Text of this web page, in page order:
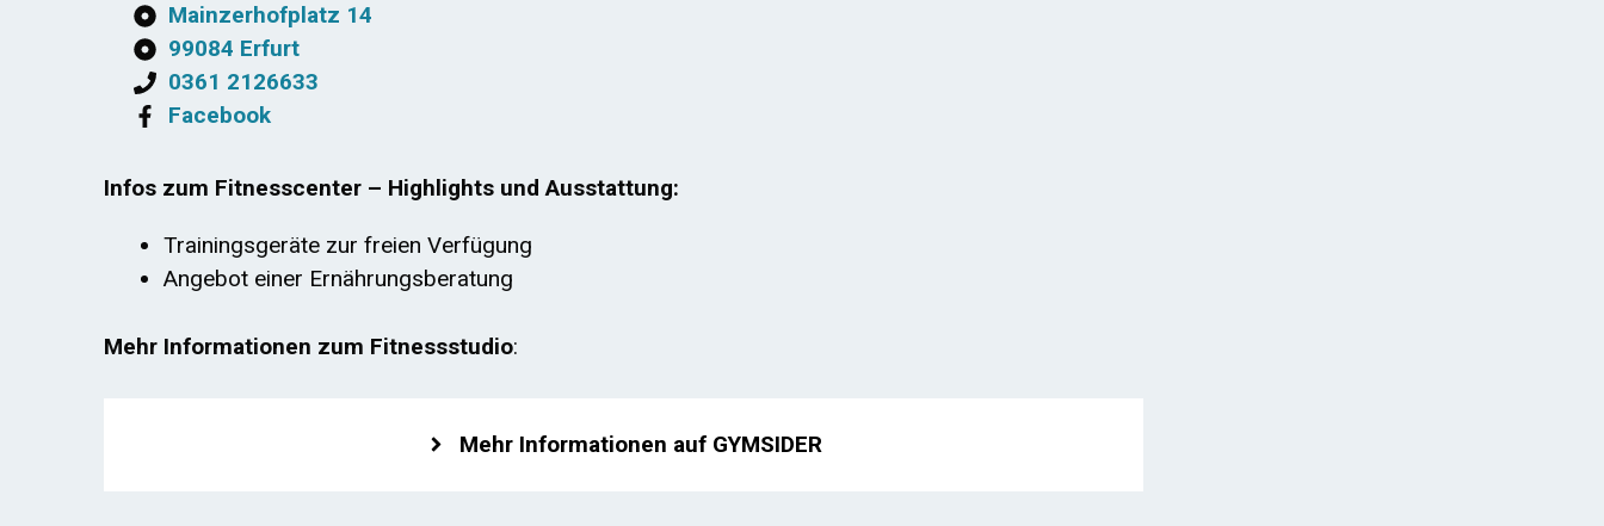
Mainzerhofplatz 14
99084 Erfurt
0361 2126633
Facebook
Infos zum Fitnesscenter – Highlights und Ausstattung:
Trainingsgeräte zur freien Verfügung
Angebot einer Ernährungsberatung
Mehr Informationen zum Fitnessstudio:
Mehr Informationen auf GYMSIDER